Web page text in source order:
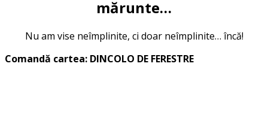
mărunte…
Nu am vise neîmplinite, ci doar neîmplinite… încă!
Comandă cartea: DINCOLO DE FERESTRE